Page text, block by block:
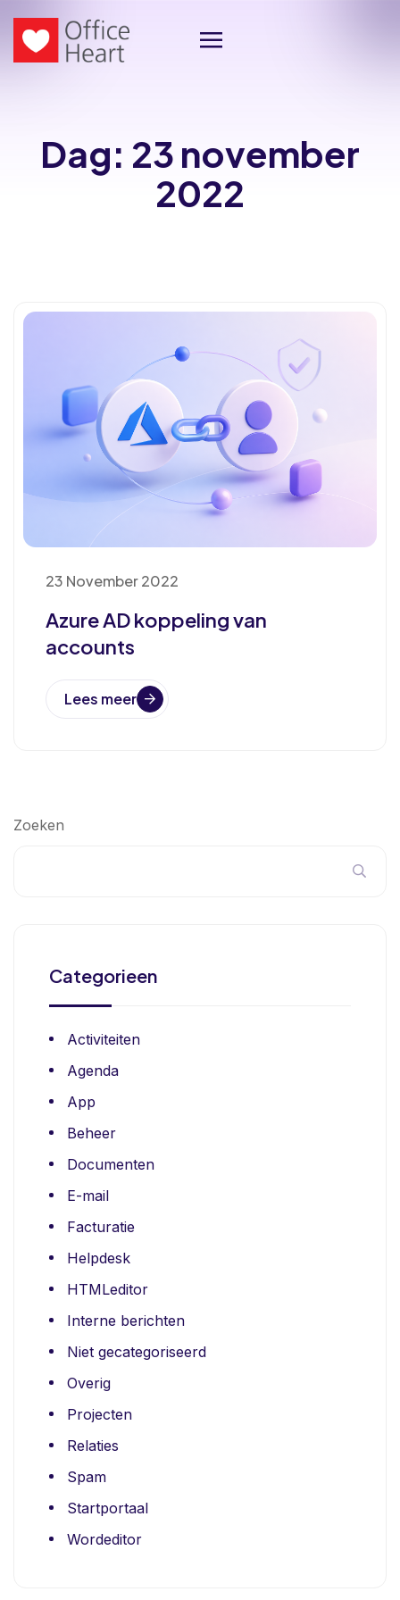
Dag: 23 november
2022
23 November 2022
Azure AD koppeling van
accounts
Lees meer
Zoeken
Categorieen
Activiteiten
Agenda
App
Beheer
Documenten
E-mail
Facturatie
Helpdesk
HTMLeditor
Interne berichten
Niet gecategoriseerd
Overig
Projecten
Relaties
Spam
Startportaal
Wordeditor